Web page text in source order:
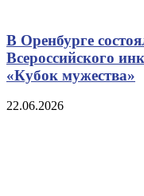
В Оренбурге
Всероссийского
«Кубок мужества»
22.06.2026